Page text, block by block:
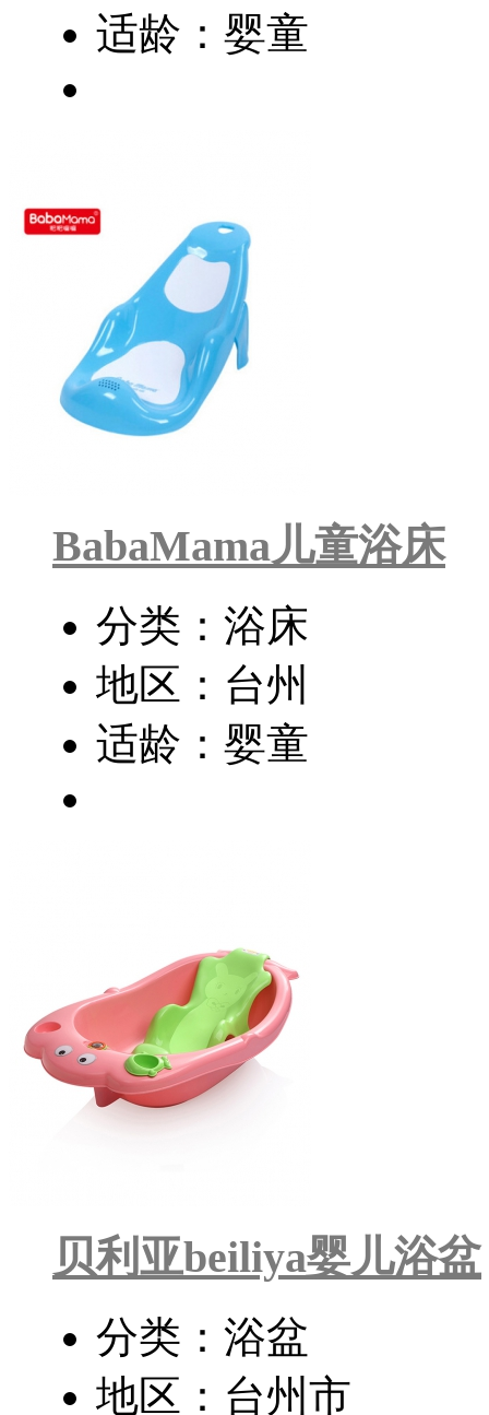
适龄：婴童
BabaMama儿童浴床
分类：浴床
地区：台州
适龄：婴童
贝利亚beiliya婴儿浴盆
分类：浴盆
地区：台州市